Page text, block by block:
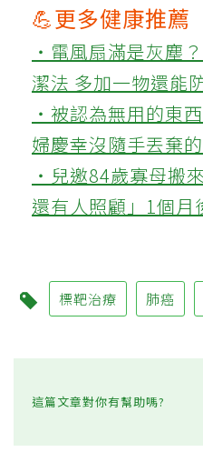
💪更多健康推薦
‧電風扇滿是灰塵
潔法 多加一物還能
‧被認為無用的東
婦慶幸沒隨手丟棄
‧兒邀84歲寡母搬
還有人照顧」1個月
標靶治療 肺癌
這篇文章對你有幫助嗎?